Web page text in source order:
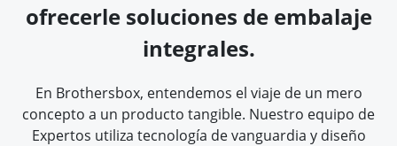
ofrecerle soluciones de embalaje
integrales.
En Brothersbox, entendemos el viaje de un mero
concepto a un producto tangible. Nuestro equipo de
Expertos utiliza tecnología de vanguardia y diseño